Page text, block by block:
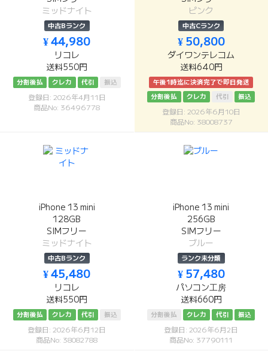
ミッドナイト
中古Bランク
¥ 44,980
リコレ
送料550円
分割後払 クレカ 代引 振込
登録日: 2026年4月11日
商品No: 36496778
ピンク
中古Cランク
¥ 50,800
ダイワンテレコム
送料640円
午後1時迄に決済完了で即日発送
分割後払
クレカ 代引 振込
登録日: 2026年6月10日
商品No: 38008737
iPhone 13 mini
128GB
SIMフリー
ミッドナイト
中古Bランク
¥ 45,480
リコレ
送料550円
分割後払 クレカ 代引 振込
登録日: 2026年6月12日
商品No: 38082788
iPhone 13 mini
256GB
SIMフリー
ブルー
ランク未分類
¥ 57,480
パソコン工房
送料660円
分割後払 クレカ 代引 振込
登録日: 2026年6月2日
商品No: 37790111